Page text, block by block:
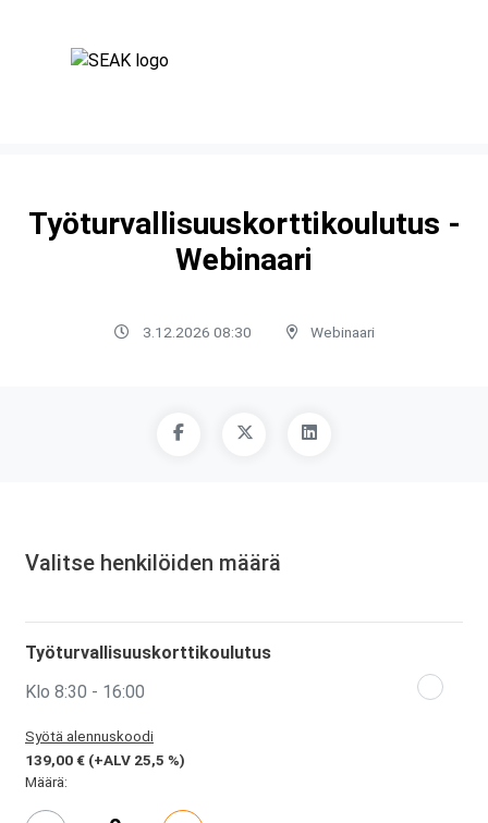
Työturvallisuuskorttikoulutus -
Webinaari
3.12.2026 08:30 Webinaari
Valitse henkilöiden määrä
Työturvallisuuskorttikoulutus
Klo 8:30 - 16:00
Syötä alennuskoodi
139,00 € (+ALV 25,5 %)
Määrä: